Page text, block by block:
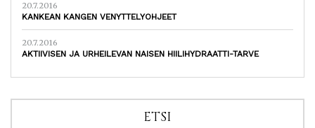
20.7.2016
KANKEAN KANGEN VENYTTELYOHJEET
20.7.2016
AKTIIVISEN JA URHEILEVAN NAISEN HIILIHYDRAATTI-TARVE
ETSI